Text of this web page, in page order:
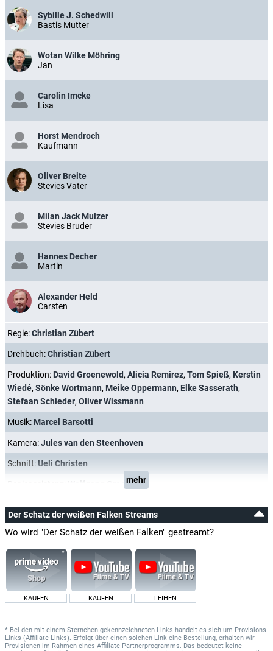
Sybille J. Schedwill
Bastis Mutter
Wotan Wilke Möhring
Jan
Carolin Imcke
Lisa
Horst Mendroch
Kaufmann
Oliver Breite
Stevies Vater
Milan Jack Mulzer
Stevies Bruder
Hannes Decher
Martin
Alexander Held
Carsten
Regie:Christian Zübert
Drehbuch:Christian Zübert
Produktion: David Groenewold, Alicia Remirez, Tom Spieß, Kerstin
Wiedé, Sönke Wortmann, Meike Oppermann, Elke Sasserath,
Stefaan Schieder, Oliver Wissmann
Musik: Marcel Barsotti
Kamera:Jules van den Steenhoven
Schnitt:Ueli Christen
Wolfgang Groosmehr
Der Schatz der weißen Falken Streams
Wo wird "Der Schatz der weißen Falken" gestreamt?
KAUFEN KAUFEN LEIHEN
* Bei den mit einem Sternchen gekennzeichneten Links handelt es sich um Provisions-
Links (Affiliate-Links). Erfolgt über einen solchen Link eine Bestellung, erhalten wir
Provisionen im Rahmen eines Affiliate-Partnerprogramms. Das bedeutet keine